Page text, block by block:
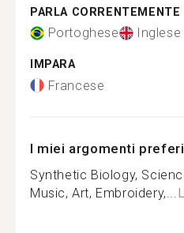
PARLA CORRENTEMENTE
Portoghese Inglese
IMPARA
Francese
I miei argomenti
Synthetic Biology,
Music, Art, Embroidery,...